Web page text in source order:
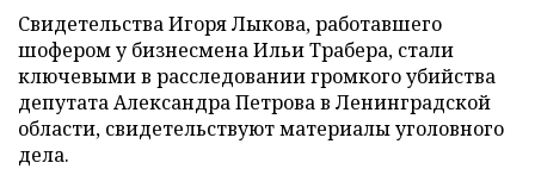
Свидетельства Игоря Лыкова, работавшего
шофером у бизнесмена Ильи Трабера, стали
ключевыми в расследовании громкого убийства
депутата Александра Петрова в Ленинградской
области, свидетельствуют материалы уголовного
дела.